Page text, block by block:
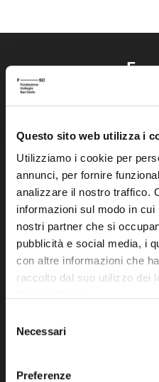
Questo sito web utilizza i
Utilizziamo i cookie per
annunci, per fornire
analizzare il nostro traffico.
informazioni sul modo in
nostri partner che si
pubblicità e social media, i
con altre informazioni che
raccolto dal suo utilizzo dei
delNecessari
Preferenze
Fondazione
Via
41121
P.I.
tel.